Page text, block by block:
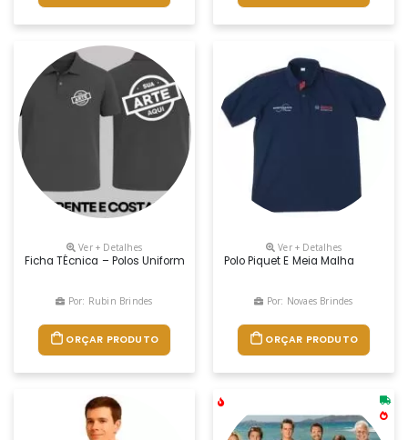
Ver + Detalhes
Ficha TÉcnica – Polos Uniformes Polo Personalizada Produto:
Por: Rubin Brindes
ORÇAR PRODUTO
Ver + Detalhes
Polo Piquet E Meia Malha
Por: Novaes Brindes
ORÇAR PRODUTO